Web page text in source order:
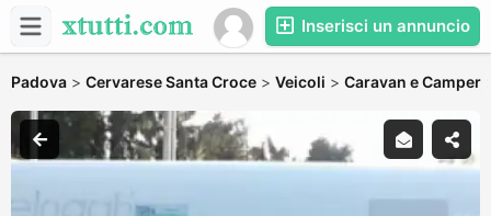
Inserisci un annuncio
Padova > Cervarese Santa Croce > Veicoli > Caravan e Camper